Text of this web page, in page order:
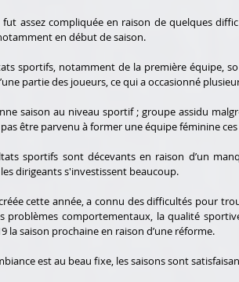
fut assez compliquée en raison de quelques
en début de saison.
sportifs, notamment de la première équipe,
partie des joueurs, ce qui a occasionné
saison au niveau sportif ; groupe assidu
être parvenu à former une équipe féminine
sportifs sont décevants en raison d’un
dirigeants s'investissent beaucoup.
créée cette année, a connu des difficultés pour
problèmes comportementaux, la qualité
la saison prochaine en raison d’une réforme.
est au beau fixe, les saisons sont